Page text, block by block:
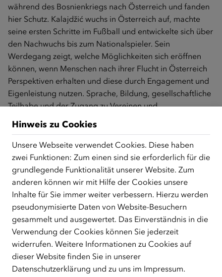
während des Bosnienkriegs nach Österreich und fanden
hier Schutz. Kalajdžić wuchs in Österreich auf, machte
seine ersten Schritte im Fußball und entwickelte sich über
den Nachwuchs bis zum Nationalspieler. Sein
Werdegang zeigt, welche Möglichkeiten sich eröffnen
können, wenn Menschen nach ihrer Flucht in Österreich
Perspektiven erhalten und diese durch Engagement und
Eigenleistung nutzen. Sprache, Bildung, gesellschaftliche
Teilhabe und der Zugang zu Vereinen und
Gemeinschaften bilden dabei wichtige Grundlagen für
eine gelungene Integration.
Vielfalt als Stärke des Nationalteams
Das österreichische Nationalteam vereint Spieler mit
unterschiedlichen Lebensgeschichten und familiären
Wurzeln. Entscheidend sind nicht Herkunft oder
Lebensgeschichte, sondern Einsatzbereitschaft,
Leistungswille und Teamgeist. Im 26-köpfigen WM-Kader
stehen mehrere Spieler mit familiären Wurzeln außerhalb
Österreichs, darunter Marko Arnautović, David Alaba,
Kevin Danso, Phillipp Mwene, Saša Kalajdžić und Carney
Chukwuemeka. Gemeinsam vertreten sie Österreich auf
Hinweis zu Cookies
Unsere Webseite verwendet Cookies. Diese haben
zwei Funktionen: Zum einen sind sie erforderlich für die
grundlegende Funktionalität unserer Website. Zum
anderen können wir mit Hilfe der Cookies unsere
Inhalte für Sie immer weiter verbessern. Hierzu werden
pseudonymisierte Daten von Website-Besuchern
gesammelt und ausgewertet. Das Einverständnis in die
Verwendung der Cookies können Sie jederzeit
widerrufen. Weitere Informationen zu Cookies auf
dieser Website finden Sie in unserer
Datenschutzerklärung und zu uns im Impressum.